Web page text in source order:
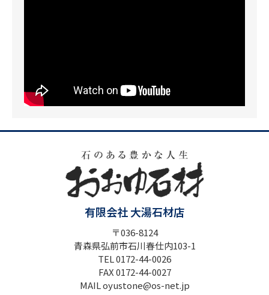
有限会社 大湯石材店
〒036-8124
青森県弘前市石川春仕内103-1
TEL 0172-44-0026
FAX 0172-44-0027
MAIL oyustone@os-net.jp